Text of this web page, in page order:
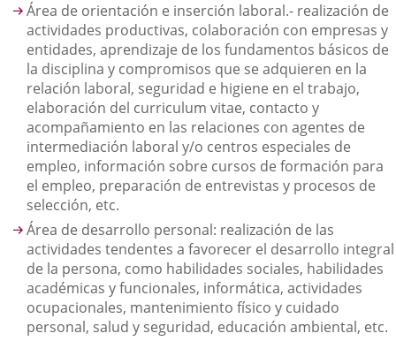
Área de orientación e inserción laboral.- realización de
actividades productivas, colaboración con empresas y
entidades, aprendizaje de los fundamentos básicos de
la disciplina y compromisos que se adquieren en la
relación laboral, seguridad e higiene en el trabajo,
elaboración del curriculum vitae, contacto y
acompañamiento en las relaciones con agentes de
intermediación laboral y/o centros especiales de
empleo, información sobre cursos de formación para
el empleo, preparación de entrevistas y procesos de
selección, etc.
Área de desarrollo personal: realización de las
actividades tendentes a favorecer el desarrollo integral
de la persona, como habilidades sociales, habilidades
académicas y funcionales, informática, actividades
ocupacionales, mantenimiento físico y cuidado
personal, salud y seguridad, educación ambiental, etc.